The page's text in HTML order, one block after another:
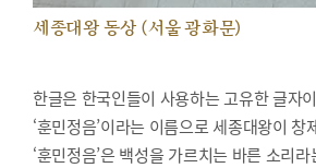
세종대왕 동상 (서울 광화문)
한글은 한국인들이 사용하는 고유한 글자
‘훈민정음’이라는 이름으로 세종대왕이 창
‘훈민정음’은 백성을 가르치는 바른 소리